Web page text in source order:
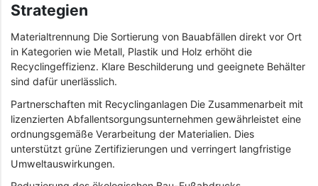
Strategien
Materialtrennung Die Sortierung von Bauabfällen direkt vor Ort
in Kategorien wie Metall, Plastik und Holz erhöht die
Recyclingeffizienz. Klare Beschilderung und geeignete Behälter
sind dafür unerlässlich.
Partnerschaften mit Recyclinganlagen Die Zusammenarbeit mit
lizenzierten Abfallentsorgungsunternehmen gewährleistet eine
ordnungsgemäße Verarbeitung der Materialien. Dies
unterstützt grüne Zertifizierungen und verringert langfristige
Umweltauswirkungen.